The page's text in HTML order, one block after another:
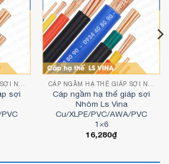
sợi
Cáp ngầm hạ thế giáp sợi
Nhôm Ls Vina
Cu/XLPE/PVC/AWA/PVC
1×6
16,280₫